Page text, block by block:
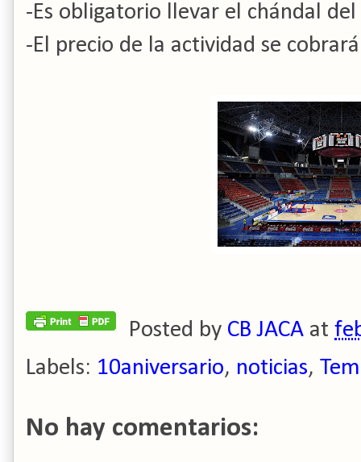
-Es obligatorio llevar el chándal
-El precio de la actividad se
Posted by CB JACA at
Labels: 10aniversario, noticias,
No hay comentarios: